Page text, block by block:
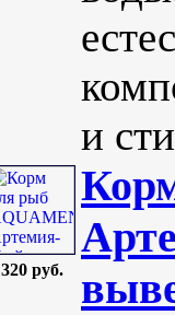
и
320 руб.